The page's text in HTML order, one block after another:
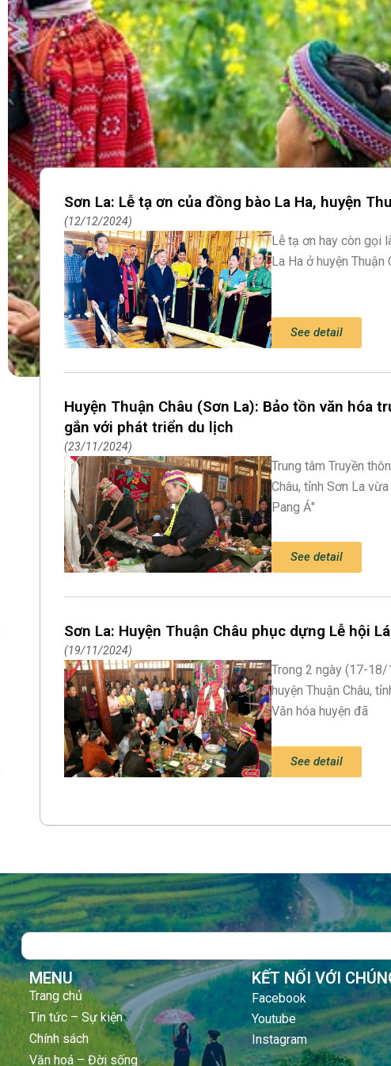
Sơn La: Lễ tạ ơn của đồng bào La Ha, huyện
12/12/2024
Lễ tạ ơn hay còn gọi
La Ha ở huyện Thuận
See detail
Huyện Thuận Châu (Sơn La): Bảo tồn văn hóa
gắn với phát triển du lịch
23/11/2024
Trung tâm Truyền
Châu, tỉnh Sơn La
Pang Ả"
See detail
Sơn La: Huyện Thuận Châu phục dựng Lễ hội
19/11/2024
Trong 2 ngày (17-18/
huyện Thuận Châu,
Văn hóa huyện đã
See detail
Search
MENU
Trang chủ
Tin tức – Sự kiện
Chính sách
Văn hoá – Đời sống
KẾT NỐI VỚI
Facebook
Youtube
Instagram